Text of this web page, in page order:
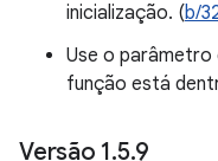
inicialização. (b/
Use o
função está
Versão 1.5.9